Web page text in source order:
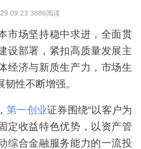
09:23 3886阅读
市场坚持稳中求进，全面贯
设部署，紧扣高质量发展主
经济与新质生产力，市场生
性不断增强。
第一创业证券围绕“以客户为
定收益特色优势，以资产管
综合金融服务能力的一流投